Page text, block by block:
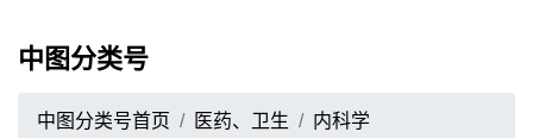
中图分类号
中图分类号首页 医药、卫生
内科学